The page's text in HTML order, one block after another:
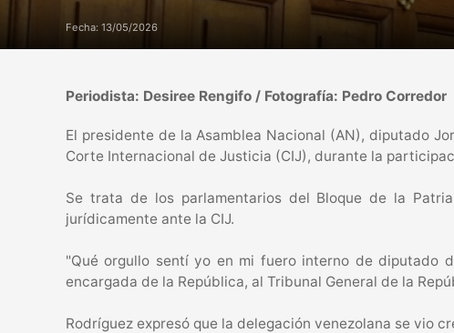
Fecha: 13/05/2026
Periodista: Desiree Rengifo / Fotografía: Pedro Corredor
El presidente de la Asamblea Nacional (AN), diputado
Corte Internacional de Justicia (CIJ), durante la
Se trata de los parlamentarios del Bloque de la
jurídicamente ante la CIJ.
"Qué orgullo sentí yo en mi fuero interno de diputado
encargada de la República, al Tribunal General de la
Rodríguez expresó que la delegación venezolana se vio